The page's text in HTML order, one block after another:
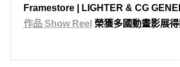
Framestore | LIGHTER & CG
作品 Show Reel 榮獲多國動畫影展